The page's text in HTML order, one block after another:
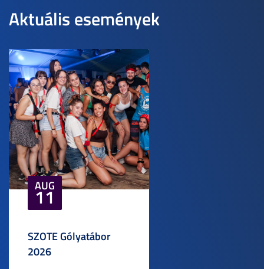
Aktuális események
AUG
11
SZOTE Gólyatábor
2026